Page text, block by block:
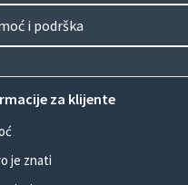
i podrška
za klijente
je znati